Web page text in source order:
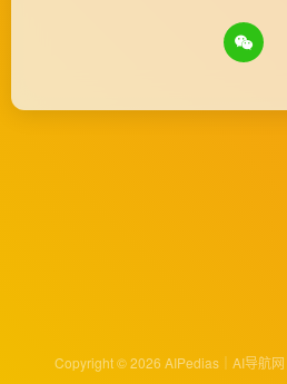
Copyright © 2026 AIPedias｜AI导航网